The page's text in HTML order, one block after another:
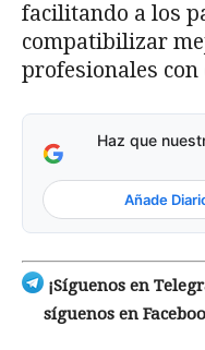
facilitando a los
compatibilizar
profesionales
Haz que
Añade
¡Síguenos en
síguenos en